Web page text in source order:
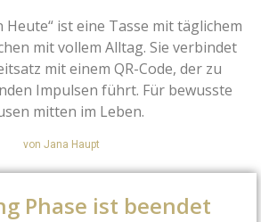
Heute“ ist eine Tasse mit täglichem
mit vollem Alltag. Sie verbindet
mit einem QR-Code, der zu
Impulsen führt. Für bewusste
mitten im Leben.
von Jana Haupt
Phase ist beendet